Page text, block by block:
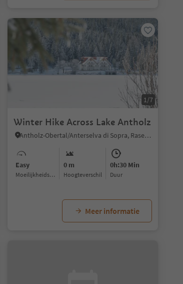
1/7
Winter Hike Across Lake Antholz
Antholz-Obertal/Anterselva di Sopra, Rasen-Antholz/Rasun Anterselva, Dolomites Region Kronplatz/Plan de Corones
Easy
Moeilijkheidsgraad
0 m
Hoogteverschil
0h:30 Min
Duur
Meer informatie